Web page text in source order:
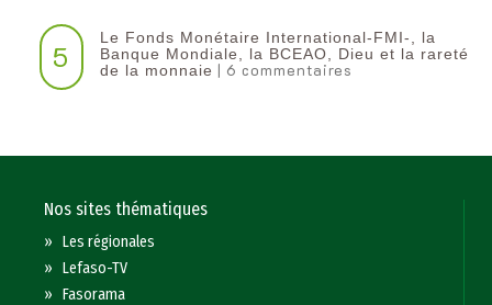
5
Le Fonds Monétaire International-FMI-, la
Banque Mondiale, la BCEAO, Dieu et la rareté
de la monnaie | 6 commentaires
Nos sites thématiques
»Les régionales
»Lefaso-TV
»Fasorama